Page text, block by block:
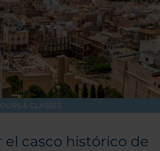
& CLASSES
el casco histórico de